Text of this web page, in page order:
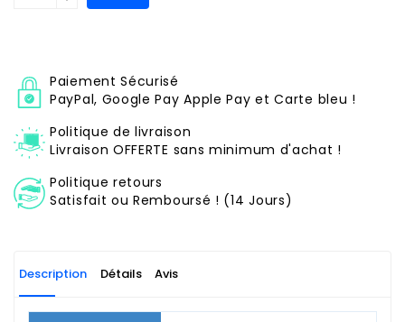
Paiement Sécurisé
PayPal, Google Pay Apple Pay et Carte bleu !
Politique de livraison
Livraison OFFERTE sans minimum d'achat !
Politique retours
Satisfait ou Remboursé ! (14 Jours)
Description Détails Avis